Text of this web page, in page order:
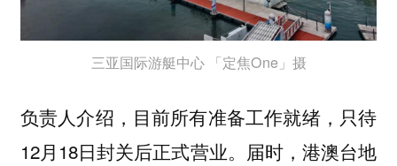
三亚国际游艇中心 「定焦One」摄
负责人介绍，目前所有准备工作就绪，只待
12月18日封关后正式营业。届时，港澳台地